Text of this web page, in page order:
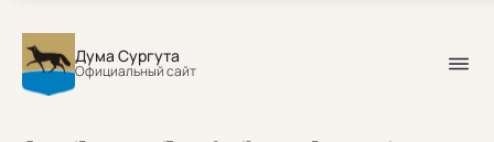
Дума Сургута
Официальный сайт